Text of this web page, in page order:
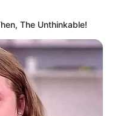
The Unthinkable!